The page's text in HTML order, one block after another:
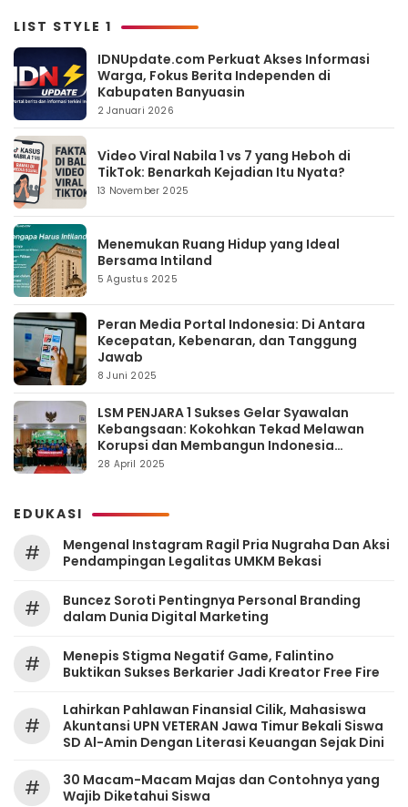
LIST STYLE 1
IDNUpdate.com Perkuat Akses Informasi
Warga, Fokus Berita Independen di
Kabupaten Banyuasin
2 Januari 2026
Video Viral Nabila 1 vs 7 yang Heboh di
TikTok: Benarkah Kejadian Itu Nyata?
13 November 2025
Menemukan Ruang Hidup yang Ideal
Bersama Intiland
5 Agustus 2025
Peran Media Portal Indonesia: Di Antara
Kecepatan, Kebenaran, dan Tanggung
Jawab
8 Juni 2025
LSM PENJARA 1 Sukses Gelar Syawalan
Kebangsaan: Kokohkan Tekad Melawan
Korupsi dan Membangun Indonesia
Berintegritas
28 April 2025
EDUKASI
#
Mengenal Instagram Ragil Pria Nugraha Dan Aksi
Pendampingan Legalitas UMKM Bekasi
#
‎Buncez Soroti Pentingnya Personal Branding
dalam Dunia Digital Marketing
#
Menepis Stigma Negatif Game, Falintino
Buktikan Sukses Berkarier Jadi Kreator Free Fire
#
Lahirkan Pahlawan Finansial Cilik, Mahasiswa
Akuntansi UPN VETERAN Jawa Timur Bekali Siswa
SD Al-Amin Dengan Literasi Keuangan Sejak Dini
#
30 Macam-Macam Majas dan Contohnya yang
Wajib Diketahui Siswa